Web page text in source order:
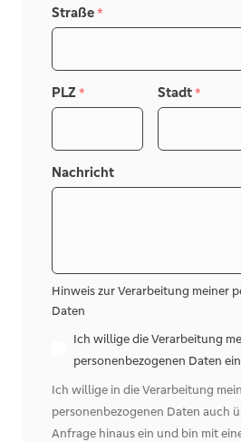
Straße *
PLZ * Stadt *
Nachricht
Hinweis zur Verarbeitung meiner
Daten
Ich willige die Verarbeitung
personenbezogenen Daten ein
Ich willige in die Verarbeitung
personenbezogenen Daten auch
Anfrage hinaus ein und bin mit